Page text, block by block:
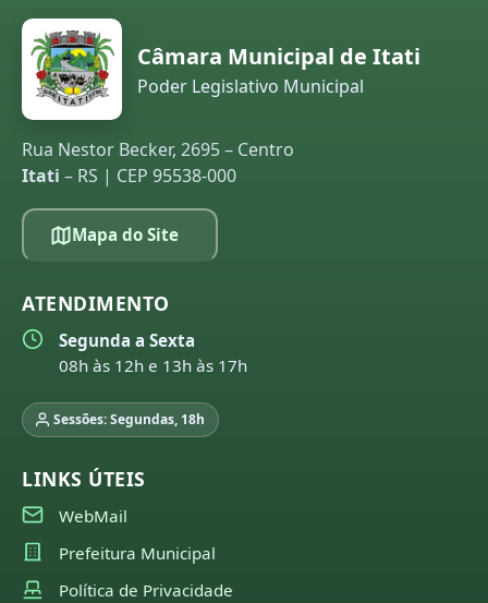
Câmara Municipal de Itati
Poder Legislativo Municipal
Rua Nestor Becker, 2695 – Centro
Itati – RS | CEP 95538-000
Mapa do Site
ATENDIMENTO
Segunda a Sexta
08h às 12h e 13h às 17h
Sessões: Segundas, 18h
LINKS ÚTEIS
WebMail
Prefeitura Municipal
Política de Privacidade